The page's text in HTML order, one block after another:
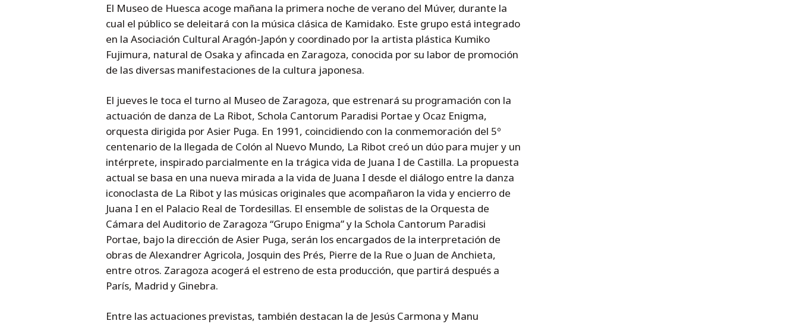
El Museo de Huesca acoge mañana la primera noche de verano del Múver, durante la
cual el público se deleitará con la música clásica de Kamidako. Este grupo está integrado
en la Asociación Cultural Aragón-Japón y coordinado por la artista plástica Kumiko
Fujimura, natural de Osaka y afincada en Zaragoza, conocida por su labor de promoción
de las diversas manifestaciones de la cultura japonesa.
El jueves le toca el turno al Museo de Zaragoza, que estrenará su programación con la
actuación de danza de La Ribot, Schola Cantorum Paradisi Portae y Ocaz Enigma,
orquesta dirigida por Asier Puga. En 1991, coincidiendo con la conmemoración del 5º
centenario de la llegada de Colón al Nuevo Mundo, La Ribot creó un dúo para mujer y un
intérprete, inspirado parcialmente en la trágica vida de Juana I de Castilla. La propuesta
actual se basa en una nueva mirada a la vida de Juana I desde el diálogo entre la danza
iconoclasta de La Ribot y las músicas originales que acompañaron la vida y encierro de
Juana I en el Palacio Real de Tordesillas. El ensemble de solistas de la Orquesta de
Cámara del Auditorio de Zaragoza “Grupo Enigma” y la Schola Cantorum Paradisi
Portae, bajo la dirección de Asier Puga, serán los encargados de la interpretación de
obras de Alexandrer Agricola, Josquin des Prés, Pierre de la Rue o Juan de Anchieta,
entre otros. Zaragoza acogerá el estreno de esta producción, que partirá después a
París, Madrid y Ginebra.
Entre las actuaciones previstas, también destacan la de Jesús Carmona y Manu